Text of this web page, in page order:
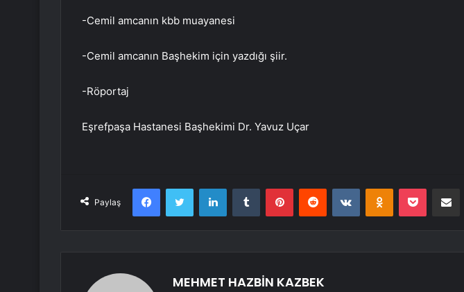
-Cemil amcanın kbb muayanesi
-Cemil amcanın Başhekim için yazdığı şiir.
-Röportaj
Eşrefpaşa Hastanesi Başhekimi Dr. Yavuz Uçar
Paylaş
FacebookTwitter LinkedInTumblr PinterestReddit VKontakteOdnoklassniki
Pocket
MEHMET HAZBİN KAZBEK